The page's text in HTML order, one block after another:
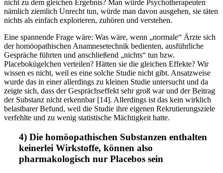
nicht zu dem gleichen Ergebnis? Man würde Psychotherapeuten
nämlich ziemlich Unrecht tun, würde man davon ausgehen, sie täten
nichts als einfach explorieren, zuhören und verstehen.
Eine spannende Frage wäre: Was wäre, wenn „normale“ Ärzte sich
der homöopathischen Anamnesetechnik bedienten, ausführliche
Gespräche führten und anschließend „nichts“ tun bzw.
Placebokügelchen verteilen? Hätten sie die gleichen Effekte? Wir
wissen es nicht, weil es eine solche Studie nicht gibt. Ansatzweise
wurde das in einer allerdings zu kleinen Studie untersucht und da
zeigte sich, dass der Gesprächseffekt sehr groß war und der Beitrag
der Substanz nicht erkennbar [14]. Allerdings ist das kein wirklich
belastbarer Befund, weil die Studie ihre eigenen Rekrutierungsziele
verfehlte und zu wenig statistische Mächtigkeit hatte.
4) Die homöopathischen Substanzen enthalten
keinerlei Wirkstoffe, können also
pharmakologisch nur Placebos sein